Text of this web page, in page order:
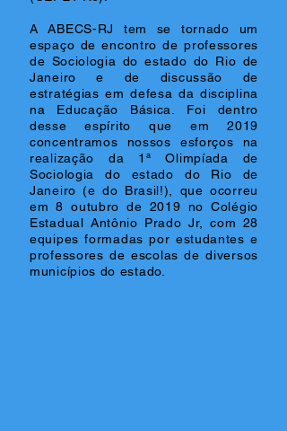
A ABECS-RJ tem se tornado um
espaço de encontro de professores
de Sociologia do estado do Rio de
Janeiro e de discussão de
estratégias em defesa da disciplina
na Educação Básica. Foi dentro
desse espírito que em 2019
concentramos nossos esforços na
realização da 1ª Olimpíada de
Sociologia do estado do Rio de
Janeiro (e do Brasil!), que ocorreu
em 8 outubro de 2019 no Colégio
Estadual Antônio Prado Jr, com 28
equipes formadas por estudantes e
professores de escolas de diversos
municípios do estado.